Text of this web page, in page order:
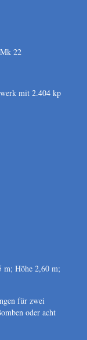
22
mit 2.404 kp
m; Höhe 2,60 m;
für zwei
oder acht